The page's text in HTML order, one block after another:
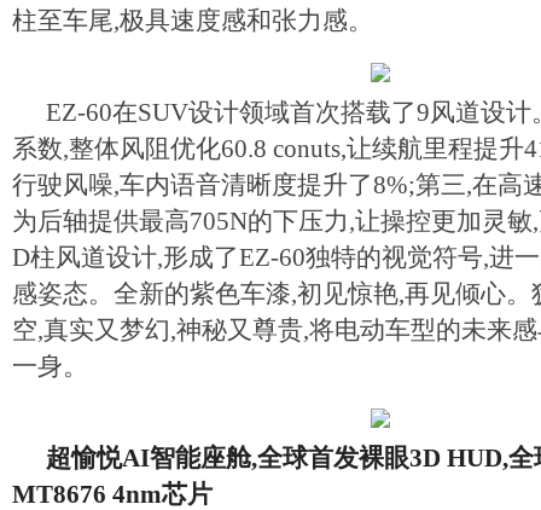
柱至车尾,极具速度感和张力感。
EZ-60在SUV设计领域首次搭载了9风道设
系数,整体风阻优化60.8 conuts,让续航里程提升
行驶风噪,车内语音清晰度提升了8%;第三,在高
为后轴提供最高705N的下压力,让操控更加灵
D柱风道设计,形成了EZ-60独特的视觉符号,进
感姿态。全新的紫色车漆,初见惊艳,再见倾心
空,真实又梦幻,神秘又尊贵,将电动车型的未来
一身。
超愉悦AI智能座舱,全球首发裸眼3D HUD,全
MT8676 4nm芯片